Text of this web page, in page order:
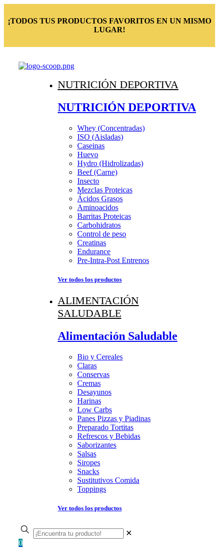
¡TODOS TUS PRODUCTOS FAVORITOS EN UN MISMO
LUGAR!
NUTRICIÓN DEPORTIVA
NUTRICIÓN DEPORTIVA
Whey (Concentradas)
ISO (Aisladas)
Caseinas
Huevo
Hydro (Hidrolizadas)
Beef (Carne)
Insecto
Mezclas Proteicas
Ácidos Grasos
Aminoacidos
Barritas Proteicas
Carbohidratos
Control de peso
Creatinas
Endurance
Pre-Intra-Post Entrenos
Ver todos los productos
ALIMENTACIÓN
SALUDABLE
Alimentación Saludable
Bio y Cereales
Claras
Conservas
Cremas
Desayunos
Harinas
Low Carbs
Panes Pizzas y Piadinas
Preparado Tortitas
Refrescos y Bebidas
Saborizantes
Salsas
Siropes
Snacks
Sustitutivos Comida
Toppings
Ver todos los productos
✕
0